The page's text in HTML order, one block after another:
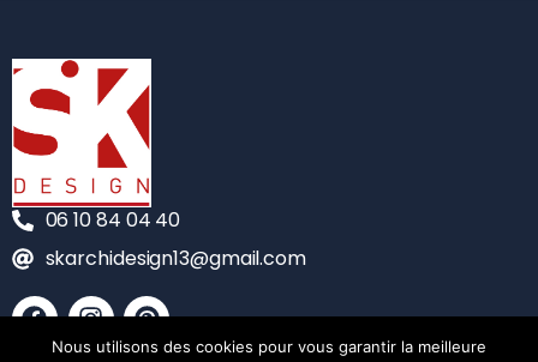
06 10 84 04 40
skarchidesign13@gmail.com
Nous utilisons des cookies pour vous garantir la meilleure